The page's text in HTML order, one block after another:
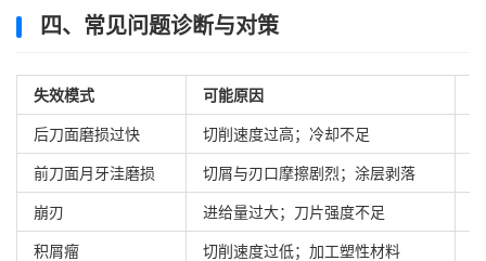
四、常见问题诊断与对策
失效模式 可能原因
后刀面磨损过快 切削速度过高；冷却不足
前刀面月牙洼磨损 切屑与刃口摩擦剧烈；涂层剥落
崩刃 进给量过大；刀片强度不足
积屑瘤 切削速度过低；加工塑性材料